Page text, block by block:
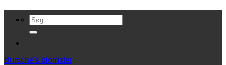
Fortsæt
indhold
Søg
efter:
Bursche's blomster